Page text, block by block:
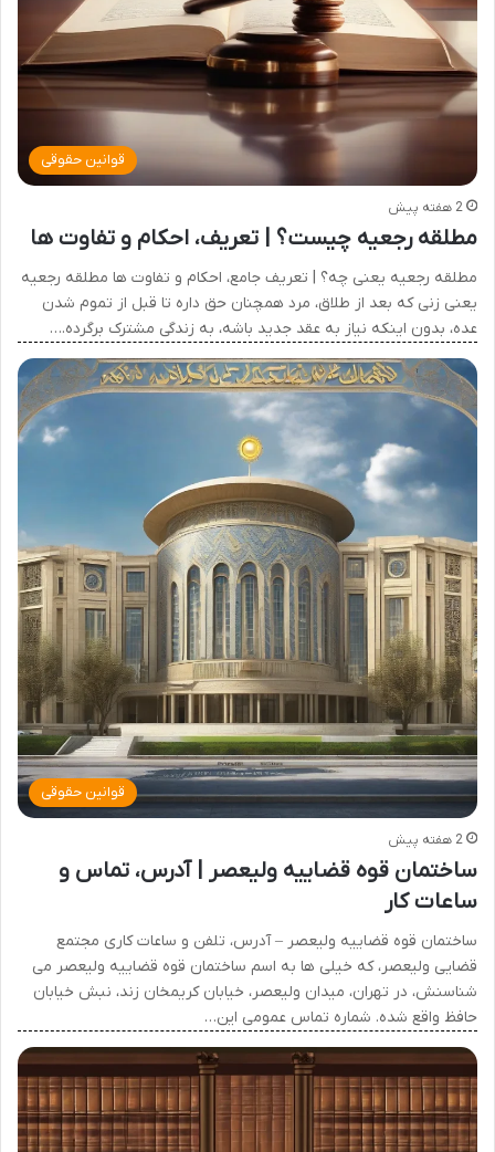
قوانین حقوقی
2 هفته پیش
مطلقه رجعیه چیست؟ | تعریف، احکام و تفاوت ها
مطلقه رجعیه یعنی چه؟ | تعریف جامع، احکام و تفاوت ها مطلقه رجعیه
یعنی زنی که بعد از طلاق، مرد همچنان حق داره تا قبل از تموم شدن
عده، بدون اینکه نیاز به عقد جدید باشه، به زندگی مشترک برگرده.…
قوانین حقوقی
2 هفته پیش
ساختمان قوه قضاییه ولیعصر | آدرس، تماس و
ساعات کار
ساختمان قوه قضاییه ولیعصر – آدرس، تلفن و ساعات کاری مجتمع
قضایی ولیعصر، که خیلی ها به اسم ساختمان قوه قضاییه ولیعصر می
شناسنش، در تهران، میدان ولیعصر، خیابان کریمخان زند، نبش خیابان
حافظ واقع شده. شماره تماس عمومی این…